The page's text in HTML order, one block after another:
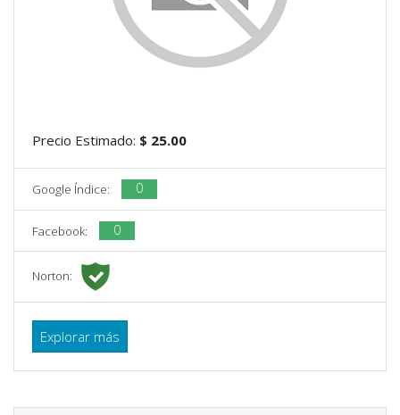
Precio Estimado: $ 25.00
Google Índice: 0
Facebook: 0
Norton:
Explorar más